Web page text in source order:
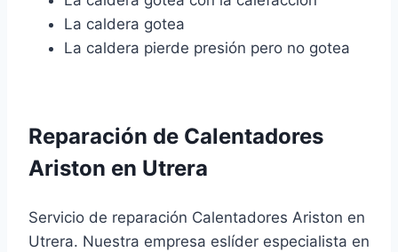
La caldera gotea
La caldera pierde presión pero no gotea
Reparación de Calentadores
Ariston en Utrera
Servicio de reparación Calentadores Ariston en
Utrera. Nuestra empresa eslíder especialista en